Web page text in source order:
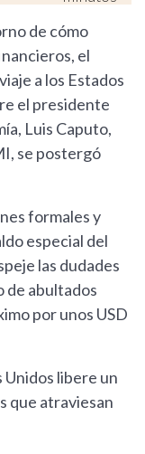
de cómo
el
a los Estados
el presidente
Luis Caputo,
se postergó
formales y
especial del
las dudades
de abultados
por unos USD
Unidos libere un
que atraviesan